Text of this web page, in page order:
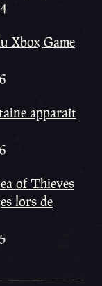
Xbox Game
apparaît
of Thieves
lors de